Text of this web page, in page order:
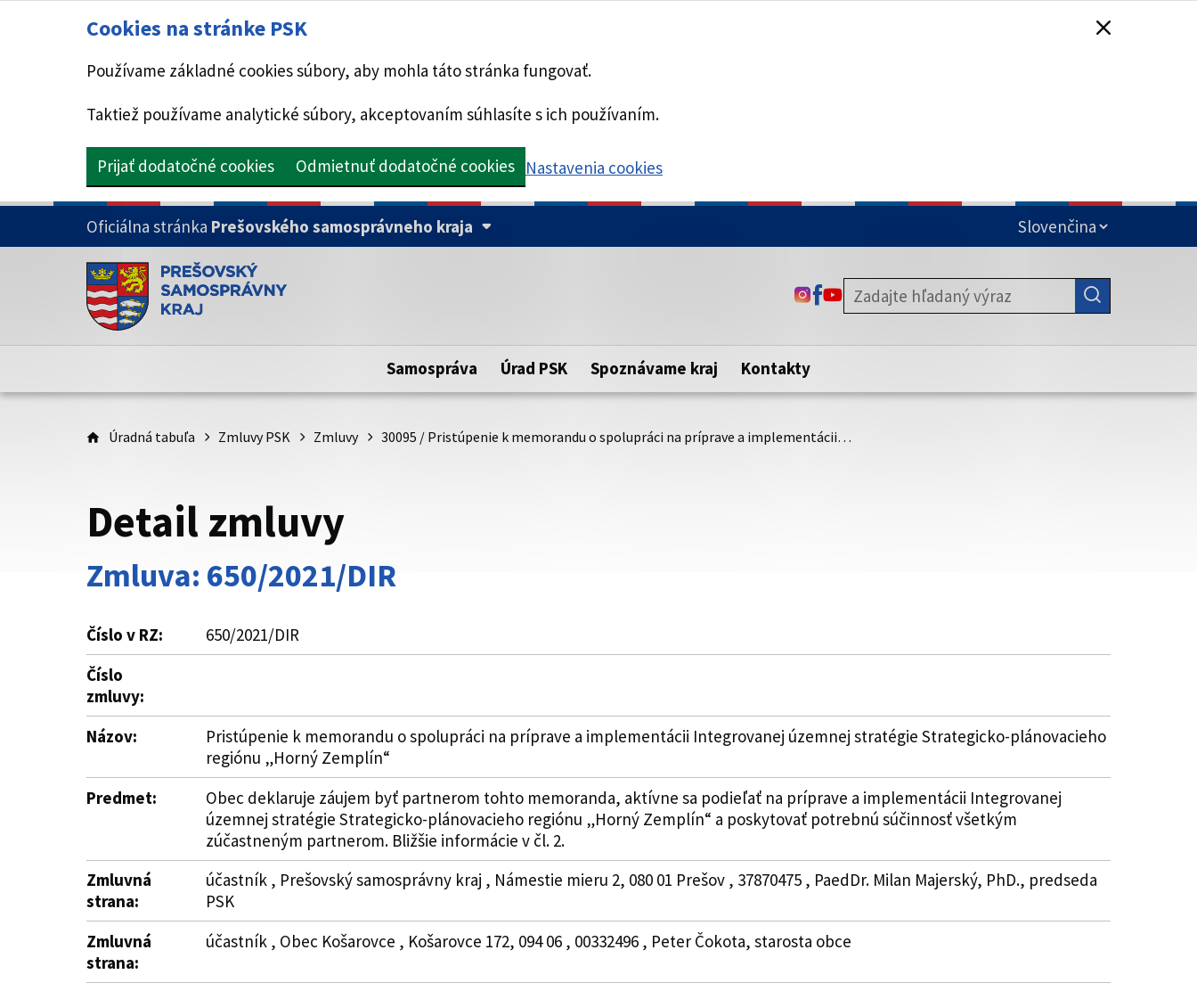
Cookies na stránke PSK
Používame základné cookies súbory, aby mohla táto stránka fungovať.
Taktiež používame analytické súbory, akceptovaním súhlasíte s ich používaním.
Prijať dodatočné cookies Odmietnuť dodatočné cookies Nastavenia cookies
PRESKOČIŤ NA HLAVNÝ OBSAH
Oficiálna stránka Prešovského samosprávneho kraja
Doména psk.sk je oficiálna
Toto je oficiálna webová stránka Prešovského samosprávneho kraja.
Táto stránka je zabezpečená
zabezpečenú webovú stránku. Zabezpečená stránka vždy začína
https:// pred názvom domény webového sídla.
ODKAZ SA OTVORÍ NA NOVEJ KARTE
ODKAZ SA OTVORÍ NA NOVEJ KARTE
ODKAZ SA OTVORÍ NA NOVEJ KARTE
Samospráva Úrad PSK Spoznávame kraj Kontakty
Úradná tabuľa Zmluvy PSK Zmluvy 30095 / Pristúpenie k memorandu o spolupráci na príprave a implementácii…
Detail zmluvy
Zmluva: 650/2021/DIR
Číslo v RZ:
650/2021/DIR
Číslo
zmluvy:
Názov:
Pristúpenie k memorandu o spolupráci na príprave a implementácii Integrovanej územnej stratégie Strategicko-plánovacieho
regiónu „Horný Zemplín“
Predmet:
Obec deklaruje záujem byť partnerom tohto memoranda, aktívne sa podieľať na príprave a implementácii Integrovanej
územnej stratégie Strategicko-plánovacieho regiónu „Horný Zemplín“ a poskytovať potrebnú súčinnosť všetkým
zúčastneným partnerom. Bližšie informácie v čl. 2.
Zmluvná
strana:
účastník , Prešovský samosprávny kraj , Námestie mieru 2, 080 01 Prešov , 37870475 , PaedDr. Milan Majerský, PhD., predseda
PSK
Zmluvná
strana:
účastník , Obec Košarovce , Košarovce 172, 094 06 , 00332496 , Peter Čokota, starosta obce